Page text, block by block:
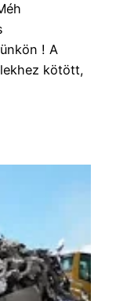
! A
kötött,